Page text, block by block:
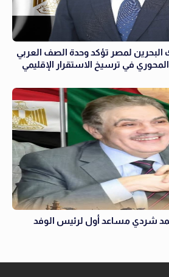
البحرين لمصر تؤكد وحدة الصف العربي
في ترسيخ الاستقرار الإقليمي
شردي مساعد أول لرئيس الوفد